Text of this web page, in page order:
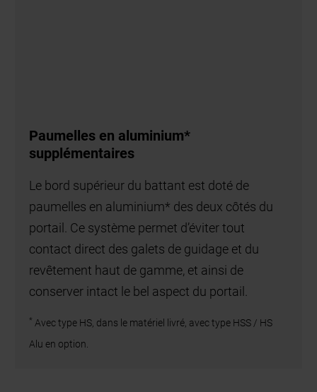
Paumelles en aluminium*
supplémentaires
Le bord supérieur du battant est doté de
paumelles en aluminium* des deux côtés du
portail. Ce système permet d’éviter tout
contact direct des galets de guidage et du
revêtement haut de gamme, et ainsi de
conserver intact le bel aspect du portail.
* Avec type HS, dans le matériel livré, avec type HSS / HS
Alu en option.